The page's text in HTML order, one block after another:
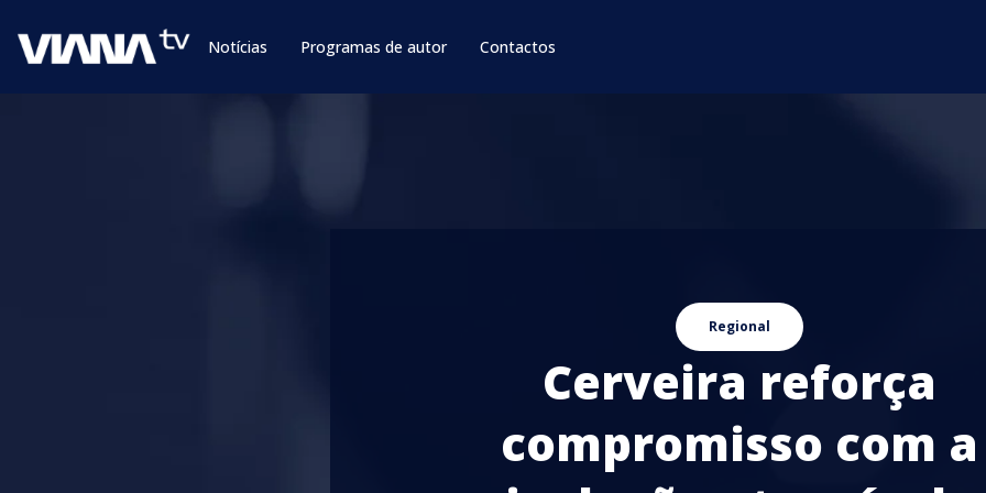
Notícias Programas de autor Contactos
Regional
Cerveira reforça
compromisso com a